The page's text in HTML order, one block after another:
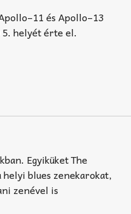
és Apollo–13
helyét érte el.
Egyiküket The
blues zenekarokat,
zenével is